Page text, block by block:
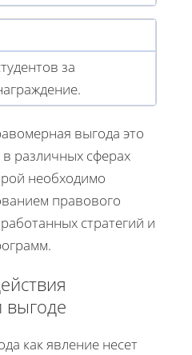
за
выгода это
различных сферах
необходимо
правового
стратегий и
выгоде
как явление несет